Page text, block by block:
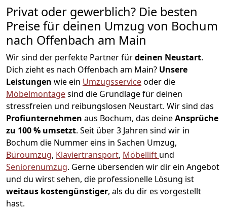
Privat oder gewerblich? Die besten
Preise für deinen Umzug von Bochum
nach Offenbach am Main
Wir sind der perfekte Partner fürdeinen Neustart.
Dich zieht es nach Offenbach am Main? Unsere
Leistungen wie ein Umzugsserviceoder die
Möbelmontagesind die Grundlage für deinen
stressfreien und reibungslosen Neustart. Wir sind das
Profiunternehmen aus Bochum, das deineAnsprüche
zu 100 % umsetzt. Seit über 3 Jahren sind wir in
Bochum die Nummer eins in Sachen Umzug,
Büroumzug, Klaviertransport, Möbellift und
Seniorenumzug. Gerne übersenden wir dir ein Angebot
und du wirst sehen, die professionelle Lösung ist
weitaus kostengünstiger, als du dir es vorgestellt
hast.